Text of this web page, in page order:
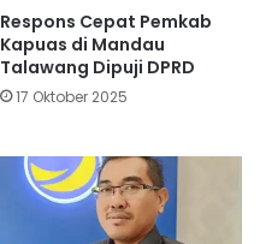
Respons Cepat Pemkab
Kapuas di Mandau
Talawang Dipuji DPRD
17 Oktober 2025